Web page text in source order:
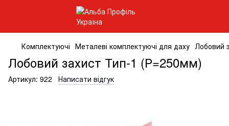
Комплектуючі Металеві комплектуючі для даху Лобовий
Лобовий захист Тип-1 (Р=250мм)
Артикул: 922 Написати відгук